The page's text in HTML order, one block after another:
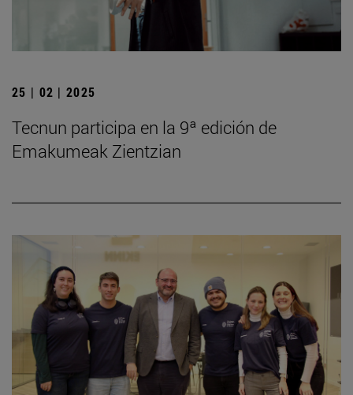
25 | 02 | 2025
Tecnun participa en la 9ª edición de
Emakumeak Zientzian